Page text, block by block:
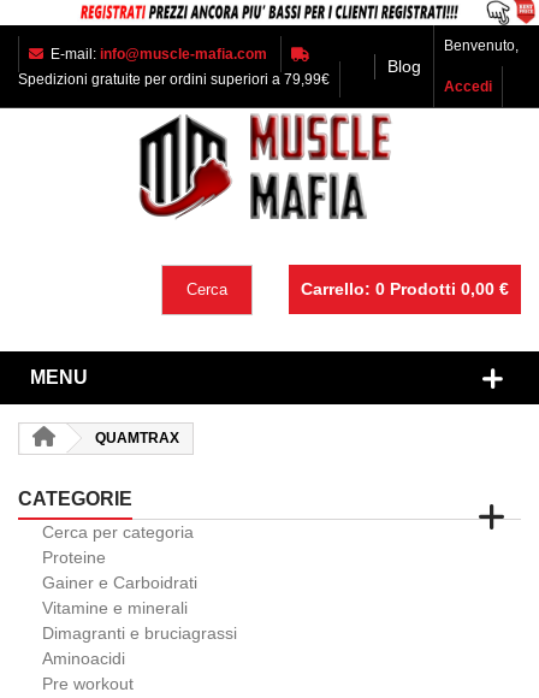
E-mail: info@muscle-mafia.com
Spedizioni gratuite per ordini superiori a 79,99€
Blog
Benvenuto,
Accedi
Carrello: 0 Prodotti 0,00 €
Cerca
MENU
QUAMTRAX
CATEGORIE
Cerca per categoria
Proteine
Gainer e Carboidrati
Vitamine e minerali
Dimagranti e bruciagrassi
Aminoacidi
Pre workout